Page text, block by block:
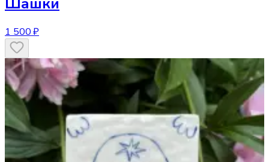
1 500 ₽